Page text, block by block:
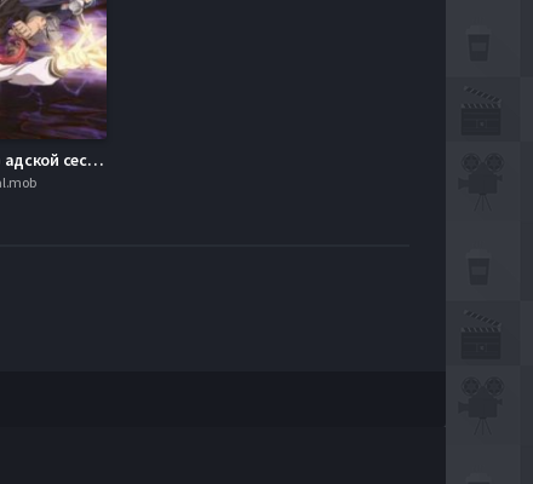
По велению адской сестры: Взрыв / По велению адской сестры (2 Сезон) (2015)